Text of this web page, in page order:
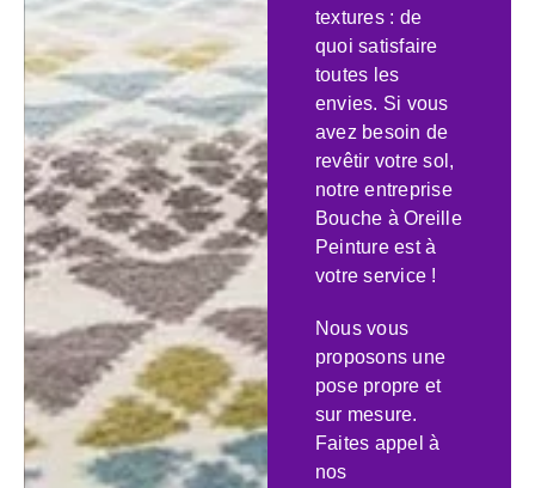
textures : de
quoi satisfaire
toutes les
envies. Si vous
avez besoin de
revêtir votre sol,
notre entreprise
Bouche à Oreille
Peinture est à
votre service !
Nous vous
proposons une
pose propre et
sur mesure.
Faites appel à
nos